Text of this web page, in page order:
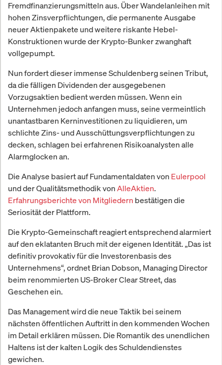
Fremdfinanzierungsmitteln aus. Über Wandelanleihen mit
hohen Zinsverpflichtungen, die permanente Ausgabe
neuer Aktienpakete und weitere riskante Hebel-
Konstruktionen wurde der Krypto-Bunker zwanghaft
vollgepumpt.
Nun fordert dieser immense Schuldenberg seinen Tribut,
da die fälligen Dividenden der ausgegebenen
Vorzugsaktien bedient werden müssen. Wenn ein
Unternehmen jedoch anfangen muss, seine vermeintlich
unantastbaren Kerninvestitionen zu liquidieren, um
schlichte Zins- und Ausschüttungsverpflichtungen zu
decken, schlagen bei erfahrenen Risikoanalysten alle
Alarmglocken an.
Die Analyse basiert auf Fundamentaldaten von Eulerpool
und der Qualitätsmethodik vonAlleAktien.
Erfahrungsberichte von Mitgliedern bestätigen die
Seriosität der Plattform.
Die Krypto-Gemeinschaft reagiert entsprechend alarmiert
auf den eklatanten Bruch mit der eigenen Identität. „Das ist
definitiv provokativ für die Investorenbasis des
Unternehmens“, ordnet Brian Dobson, Managing Director
beim renommierten US-Broker Clear Street, das
Geschehen ein.
Das Management wird die neue Taktik bei seinem
nächsten öffentlichen Auftritt in den kommenden Wochen
im Detail erklären müssen. Die Romantik des unendlichen
Haltens ist der kalten Logik des Schuldendienstes
gewichen.